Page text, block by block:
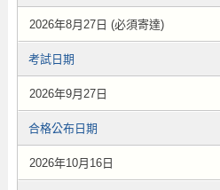
2026年8月27日 (必須寄達)
考試日期
2026年9月27日
合格公布日期
2026年10月16日